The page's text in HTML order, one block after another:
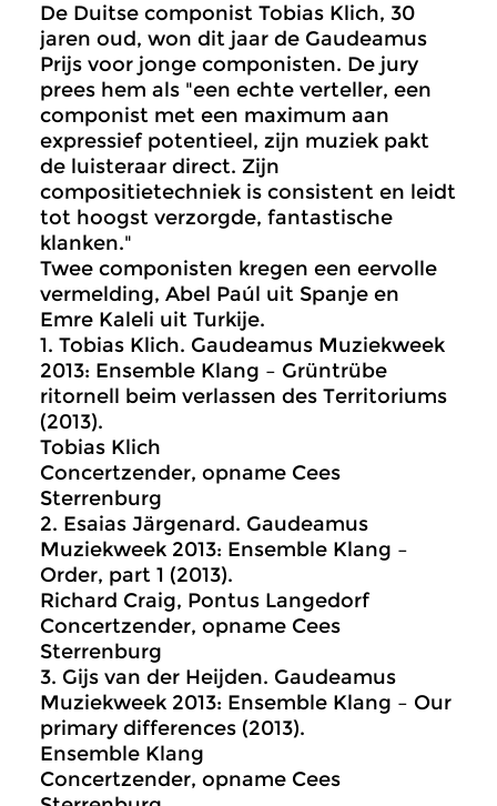
De Duitse componist Tobias Klich, 30
jaren oud, won dit jaar de Gaudeamus
Prijs voor jonge componisten. De jury
prees hem als "een echte verteller, een
componist met een maximum aan
expressief potentieel, zijn muziek pakt
de luisteraar direct. Zijn
compositietechniek is consistent en leidt
tot hoogst verzorgde, fantastische
klanken."
Twee componisten kregen een eervolle
vermelding, Abel Paúl uit Spanje en
Emre Kaleli uit Turkije.
1. Tobias Klich. Gaudeamus Muziekweek
2013: Ensemble Klang – Grüntrübe
ritornell beim verlassen des Territoriums
(2013).
Tobias Klich
Concertzender, opname Cees
Sterrenburg
2. Esaias Järgenard. Gaudeamus
Muziekweek 2013: Ensemble Klang –
Order, part 1 (2013).
Richard Craig, Pontus Langedorf
Concertzender, opname Cees
Sterrenburg
3. Gijs van der Heijden. Gaudeamus
Muziekweek 2013: Ensemble Klang – Our
primary differences (2013).
Ensemble Klang
Concertzender, opname Cees